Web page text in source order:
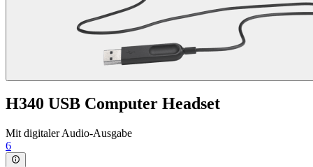
H340 USB Computer Headset
Mit digitaler Audio-Ausgabe
6